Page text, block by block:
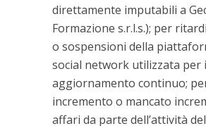
direttamente imputabili a
Formazione s.r.l.s.); per
o sospensioni della
social network utilizzata per
aggiornamento continuo;
incremento o mancato
affari da parte dell’attività